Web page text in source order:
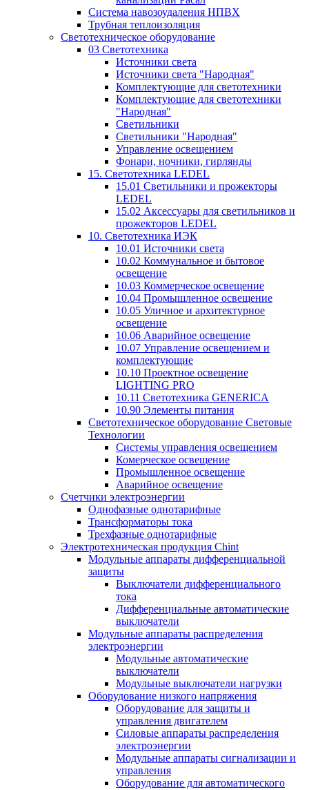
Система навозоудаления НПВХ
Трубная теплоизоляция
Светотехническое оборудование
03 Светотехника
Источники света
Источники света "Народная"
Комплектующие для светотехники
Комплектующие для светотехники
"Народная"
Светильники
Светильники "Народная"
Управление освещением
Фонари, ночники, гирлянды
15. Светотехника LEDEL
15.01 Светильники и прожекторы
LEDEL
15.02 Аксессуары для светильников и
прожекторов LEDEL
10. Светотехника ИЭК
10.01 Источники света
10.02 Коммунальное и бытовое
освещение
10.03 Коммерческое освещение
10.04 Промышленное освещение
10.05 Уличное и архитектурное
освещение
10.06 Аварийное освещение
10.07 Управление освещением и
комплектующие
10.10 Проектное освещение
LIGHTING PRO
10.11 Светотехника GENERICA
10.90 Элементы питания
Светотехническое оборудование Световые
Технологии
Системы управления освещением
Комерческое освещение
Промышленное освещение
Аварийное освещение
Счетчики электроэнергии
Однофазные однотарифные
Трансформаторы тока
Трехфазные однотарифные
Электротехническая продукция Chint
Модульные аппараты дифференциальной
защиты
Выключатели дифференциального
тока
Дифференциальные автоматические
выключатели
Модульные аппараты распределения
электроэнергии
Модульные автоматические
выключатели
Модульные выключатели нагрузки
Оборудование низкого напряжения
Оборудование для защиты и
управления двигателем
Силовые аппараты распределения
электроэнергии
Модульные аппараты сигнализации и
управления
Оборудование для автоматического